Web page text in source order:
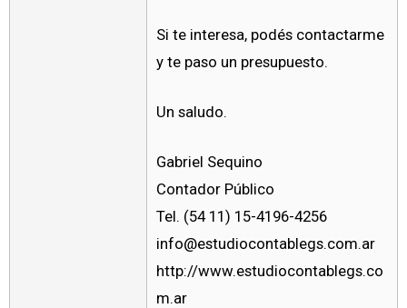
Si te interesa, podés contactarme
y te paso un presupuesto.
Un saludo.
Gabriel Sequino
Contador Público
Tel. (54 11) 15-4196-4256
info@estudiocontablegs.com.ar
http://www.estudiocontablegs.co
m.ar